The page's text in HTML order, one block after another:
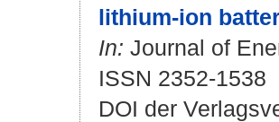
lithium-ion
In: Journal of
ISSN 2352-1538
DOI der